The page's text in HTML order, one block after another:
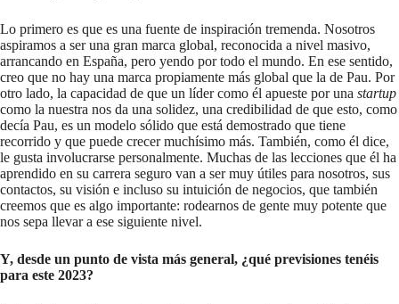
Lo primero es que es una fuente de inspiración tremenda. Nosotros
aspiramos a ser una gran marca global, reconocida a nivel masivo,
arrancando en España, pero yendo por todo el mundo. En ese sentido,
creo que no hay una marca propiamente más global que la de Pau. Por
otro lado, la capacidad de que un líder como él apueste por una startup
como la nuestra nos da una solidez, una credibilidad de que esto, como
decía Pau, es un modelo sólido que está demostrado que tiene
recorrido y que puede crecer muchísimo más. También, como él dice,
le gusta involucrarse personalmente. Muchas de las lecciones que él ha
aprendido en su carrera seguro van a ser muy útiles para nosotros, sus
contactos, su visión e incluso su intuición de negocios, que también
creemos que es algo importante: rodearnos de gente muy potente que
nos sepa llevar a ese siguiente nivel.
Y, desde un punto de vista más general, ¿qué previsiones tenéis
para este 2023?